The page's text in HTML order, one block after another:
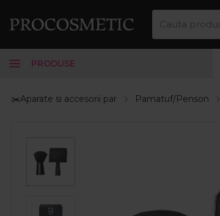
PRODUSE
✂️Aparate si accesorii par Pamatuf/Penson